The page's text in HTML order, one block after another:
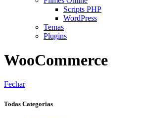
Scripts PHP
WordPress
Temas
Plugins
WooCommerce
Fechar
Todas Categorias